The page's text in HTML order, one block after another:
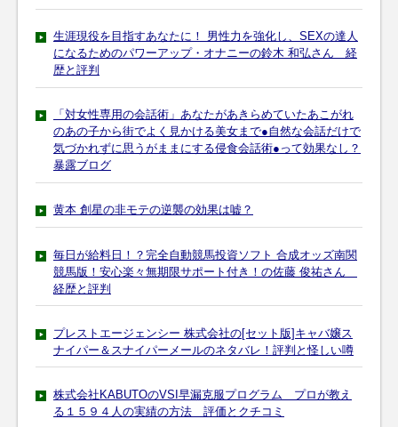
生涯現役を目指すあなたに！ 男性力を強化し、SEXの達人
になるためのパワーアップ・オナニーの鈴木 和弘さん 経
歴と評判
「対女性専用の会話術」あなたがあきらめていたあこがれ
のあの子から街でよく見かける美女まで●自然な会話だけで
気づかれずに思うがままにする侵食会話術●って効果なし？
暴露ブログ
黄本 創星の非モテの逆襲の効果は嘘？
毎日が給料日！？完全自動競馬投資ソフト 合成オッズ南関
競馬版！安心楽々無期限サポート付き！の佐藤 俊祐さん
経歴と評判
プレストエージェンシー 株式会社の[セット版]キャバ嬢ス
ナイパー＆スナイパーメールのネタバレ！評判と怪しい噂
株式会社KABUTOのVSI早漏克服プログラム プロが教え
る１５９４人の実績の方法 評価とクチコミ